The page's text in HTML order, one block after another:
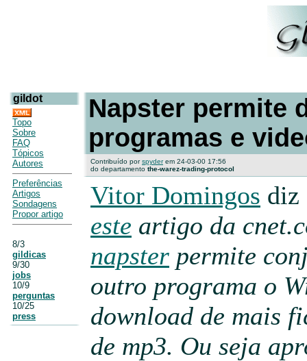
gildot
Topo
Sobre
FAQ
Tópicos
Autores
Preferências
Artigos
Sondagens
Propor artigo
8/3
gildicas
9/30
jobs
10/9
perguntas
10/25
press
Napster permite
programas e
Contribuído porspyderem 24-03-00 17:56
do departamento the-warez-trading-protocol
Vitor Domingos diz
este artigo da
napster permite
outro programa o
download de mais
de mp3. Ou seja